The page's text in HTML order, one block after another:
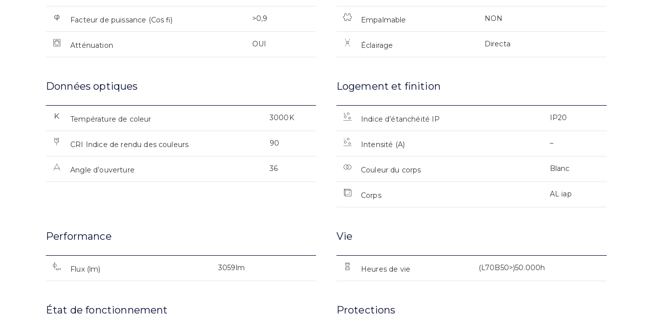
Facteur de puissance (Cos fi) >0,9
Atténuation OUI
Empalmable NON
Éclairage Directa
Données optiques
Température de coleur 3000K
CRI Indice de rendu des couleurs 90
Angle d’ouverture 36
Logement et finition
Indice d’étanchéité IP IP20
Intensité (A) –
Couleur du corps Blanc
Corps AL iap
Performance
Flux (lm) 3059lm
Vie
Heures de vie (L70B50>)50.000h
État de fonctionnement Protections